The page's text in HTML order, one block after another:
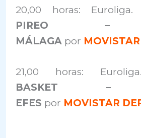
20,00 horas: Euroliga.
PIREO –
MÁLAGA por
21,00 horas: Euroliga.
BASKET –
EFES por MOVISTAR